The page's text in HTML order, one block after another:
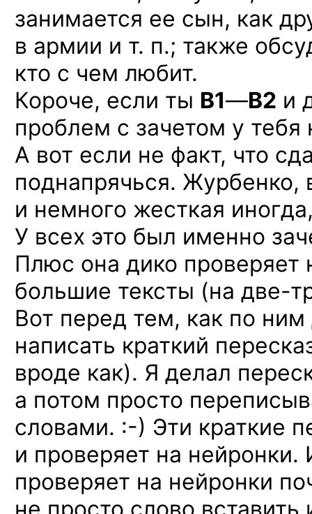
занимается ее сын, как
в армии и т. п.; также
кто с чем любит.
Короче, если ты B1—B2 и
проблем с зачетом у
А вот если не факт, что
поднапрячься. Журбенко,
и немного жесткая
У всех это был именно
Плюс она дико проверяет
большие тексты (на две-
Вот перед тем, как по
написать краткий
вроде как). Я делал
а потом просто
словами. :-) Эти краткие
и проверяет на нейронки.
проверяет на нейронки